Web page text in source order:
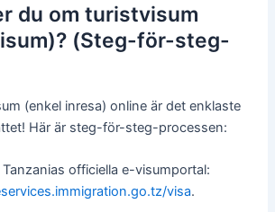
du om turistvisum
(Steg-för-steg-
(enkel inresa) online är det enklaste
Här är steg-för-steg-processen:
Tanzanias officiella e-visumportal:
visa.